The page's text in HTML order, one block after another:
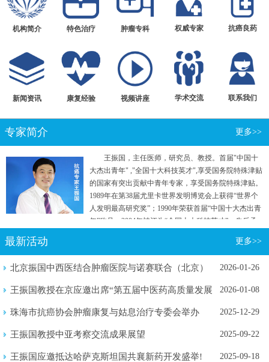
机构简介 特色治疗 肿瘤专科 权威专家 抗癌良药
新闻资讯 康复经验 视频讲座 学术交流 联系我们
专家简介 更多>>
王振国，主任医师，研究员、教授。首届"中国十
大杰出青年" ,"全国十大科技英才",享受国务院特殊津贴
的国家有突出贡献中青年专家，享受国务院特殊津贴。
1989年在第38届尤里卡世界发明博览会上获得“世界个
人发明最高研究奖”；1990年荣获首届“中国十大杰出青
年”称号；2004年被评为“全国十大科技英才”。先后承
项目。曾参加国家行政学院两院院士和专家理论研究
最新活动 更多>>
北京振国中西医结合肿瘤医院与诺赛联合（北京）
2026-01-26
王振国教授在京应邀出席“第五届中医药高质量发展
2026-01-08
珠海市抗癌协会肿瘤康复与姑息治疗专委会举办
2025-12-29
王振国教授中亚考察交流成果展望 2025-09-22
王振国应邀抵达哈萨克斯坦国共襄新药开发盛举! 2025-09-18